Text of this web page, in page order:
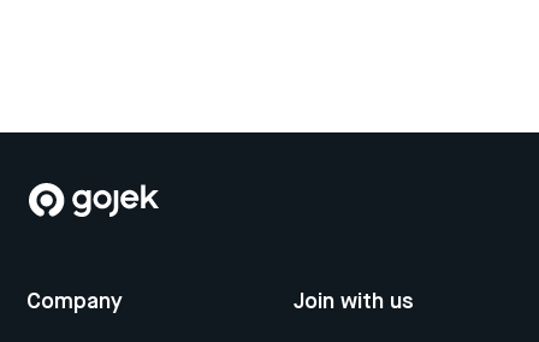
Company Join with us